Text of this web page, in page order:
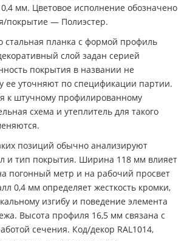
мм. Цветовое исполнение обозначено
покрытие — Полиэстер.
стальная планка с формой профиль
слой задан серией
покрытия в названии не
ее уточняют по спецификации партии.
к штучному профилированному
схема и утеплитель для такого
позиций обычно анализируют
и тип покрытия. Ширина 118 мм влияет
погонный метр и на рабочий просвет
0,4 мм определяет жесткость кромки,
изгибу и поведение элемента
Высота профиля 16,5 мм связана с
сечения. Код/декор RAL1014,